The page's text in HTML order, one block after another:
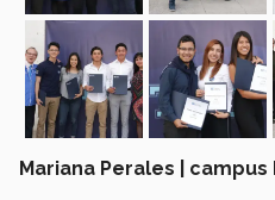
Mariana Perales |